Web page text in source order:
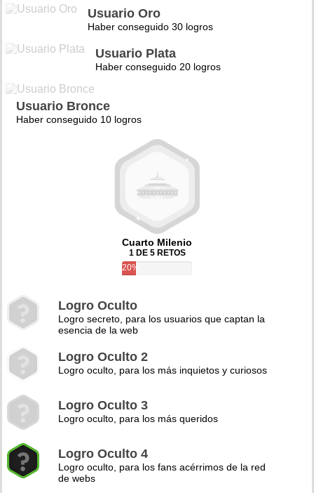
Usuario Oro
Haber conseguido 30 logros
Usuario Plata
Haber conseguido 20 logros
Usuario Bronce
Haber conseguido 10 logros
Cuarto Milenio
1 DE 5 RETOS
20%
Logro Oculto
Logro secreto, para los usuarios que captan la
esencia de la web
Logro Oculto 2
Logro oculto, para los más inquietos y curiosos
Logro Oculto 3
Logro oculto, para los más queridos
Logro Oculto 4
Logro oculto, para los fans acérrimos de la red
de webs